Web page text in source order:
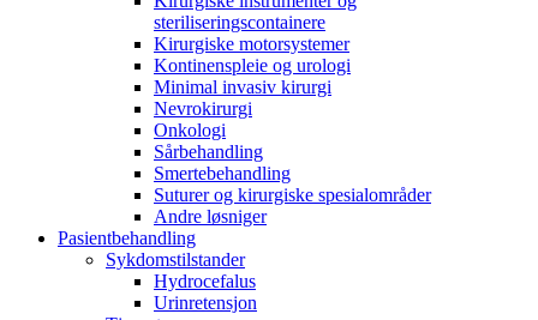
steriliseringscontainere
Kirurgiske motorsystemer
Kontinenspleie og urologi
Minimal invasiv kirurgi
Nevrokirurgi
Onkologi
Sårbehandling
Smertebehandling
Suturer og kirurgiske spesialområder
Andre løsniger
Pasientbehandling
Sykdomstilstander
Hydrocefalus
Urinretensjon